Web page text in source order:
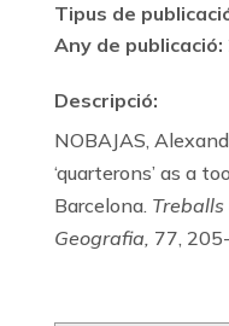
Tipus de
Any de publicació:
Descripció:
NOBAJAS,
‘quarterons’ as a
Barcelona.
Geografia, 77,